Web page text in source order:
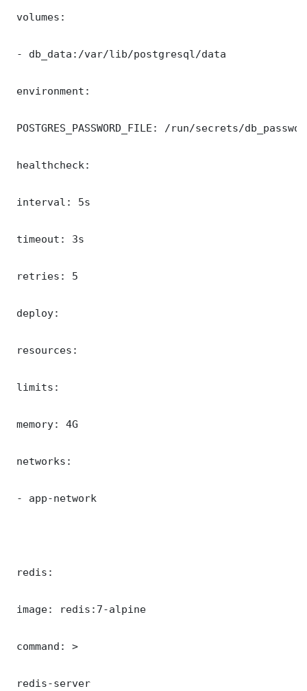
volumes:
- db_data:/var/lib/postgresql/data
environment:
POSTGRES_PASSWORD_FILE: /run/secrets/
healthcheck:
interval: 5s
timeout: 3s
retries: 5
deploy:
resources:
limits:
memory: 4G
networks:
- app-network
redis:
image: redis:7-alpine
command: >
redis-server